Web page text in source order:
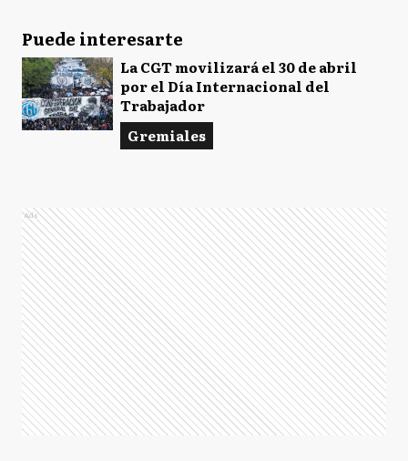
Puede interesarte
La CGT movilizará el 30 de abril
por el Día Internacional del
Trabajador
Gremiales
Ads